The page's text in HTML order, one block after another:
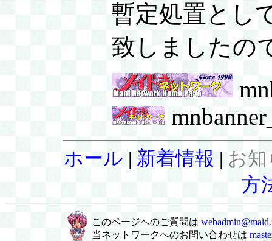
暫定処置とし
致しましたの
ホール | 新着情報 | お
方
このページへのご質問は
当ネットワークへのお問い合わせは